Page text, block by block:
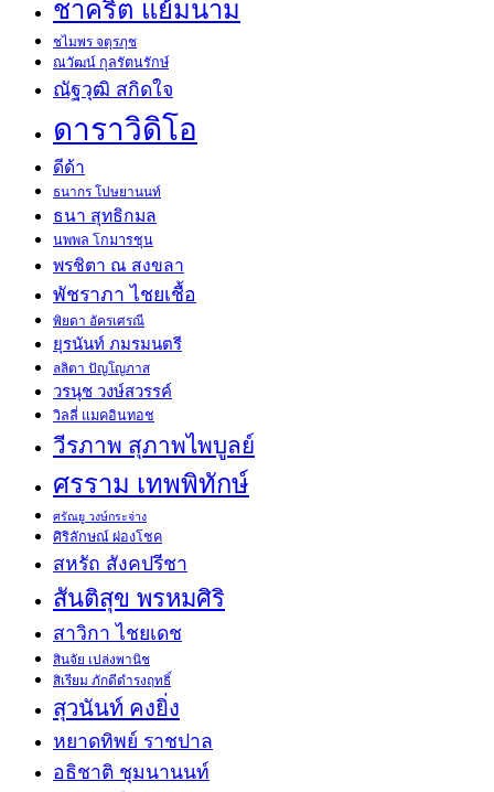
ชาคริต แย้มนาม
ชไมพร จตุรภุช
ณวัฒน์ กุลรัตนรักษ์
ณัฐวุฒิ สกิดใจ
ดาราวิดิโอ
ดีด้า
ธนากร โปษยานนท์
ธนา สุทธิกมล
นพพล โกมารชุน
พรชิตา ณ สงขลา
พัชราภา ไชยเชื้อ
พิยดา อัครเศรณี
ยุรนันท์ ภมรมนตรี
ลลิตา ปัญโญภาส
วรนุช วงษ์สวรรค์
วิลลี่ แมคอินทอช
วีรภาพ สุภาพไพบูลย์
ศรราม เทพพิทักษ์
ศรัณยู วงษ์กระจ่าง
ศิริลักษณ์ ผ่องโชค
สหรัถ สังคปรีชา
สันติสุข พรหมศิริ
สาวิกา ไชยเดช
สินจัย เปล่งพานิช
สิเรียม ภักดีดำรงฤทธิ์
สุวนันท์ คงยิ่ง
หยาดทิพย์ ราชปาล
อธิชาติ ชุมนานนท์